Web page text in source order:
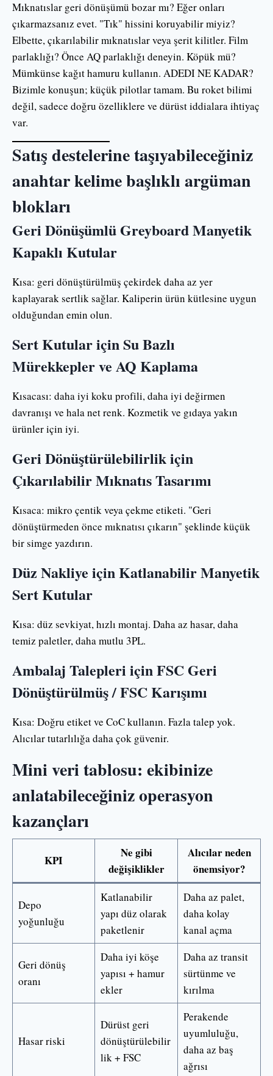
Mıknatıslar geri dönüşümü bozar mı? Eğer onları
çıkarmazsanız evet. "Tık" hissini koruyabilir miyiz?
Elbette, çıkarılabilir mıknatıslar veya şerit kilitler. Film
parlaklığı? Önce AQ parlaklığı deneyin. Köpük mü?
Mümkünse kağıt hamuru kullanın. ADEDI NE KADAR?
Bizimle konuşun; küçük pilotlar tamam. Bu roket bilimi
değil, sadece doğru özelliklere ve dürüst iddialara ihtiyaç
var.
Satış destelerine taşıyabileceğiniz
anahtar kelime başlıklı argüman
blokları
Geri Dönüşümlü Greyboard Manyetik
Kapaklı Kutular
Kısa: geri dönüştürülmüş çekirdek daha az yer
kaplayarak sertlik sağlar. Kaliperin ürün kütlesine uygun
olduğundan emin olun.
Sert Kutular için Su Bazlı
Mürekkepler ve AQ Kaplama
Kısacası: daha iyi koku profili, daha iyi değirmen
davranışı ve hala net renk. Kozmetik ve gıdaya yakın
ürünler için iyi.
Geri Dönüştürülebilirlik için
Çıkarılabilir Mıknatıs Tasarımı
Kısaca: mikro çentik veya çekme etiketi. "Geri
dönüştürmeden önce mıknatısı çıkarın" şeklinde küçük
bir simge yazdırın.
Düz Nakliye için Katlanabilir Manyetik
Sert Kutular
Kısa: düz sevkiyat, hızlı montaj. Daha az hasar, daha
temiz paletler, daha mutlu 3PL.
Ambalaj Talepleri için FSC Geri
Dönüştürülmüş / FSC Karışımı
Kısa: Doğru etiket ve CoC kullanın. Fazla talep yok.
Alıcılar tutarlılığa daha çok güvenir.
Mini veri tablosu: ekibinize
anlatabileceğiniz operasyon
kazançları
KPI
Ne gibi
değişiklikler
Alıcılar neden
önemsiyor?
Depo
yoğunluğu
Katlanabilir
yapı düz olarak
paketlenir
Daha az palet,
daha kolay
kanal açma
Geri dönüş
oranı
Daha iyi köşe
yapısı + hamur
ekler
Daha az transit
sürtünme ve
kırılma
Hasar riski
Dürüst geri
dönüştürülebilir
lik + FSC
Perakende
uyumluluğu,
daha az baş
ağrısı